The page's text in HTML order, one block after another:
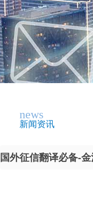
news
新闻资讯
国外征信翻译必备-